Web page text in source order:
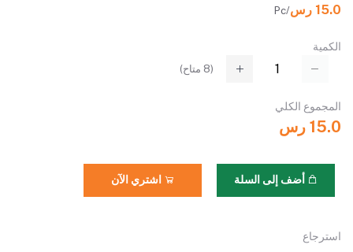
15.0 رس /Pc
الكمية
(
8 متاح)
المجموع الكلي
15.0 رس
أضف إلى السلة اشتري الآن
استرجاع